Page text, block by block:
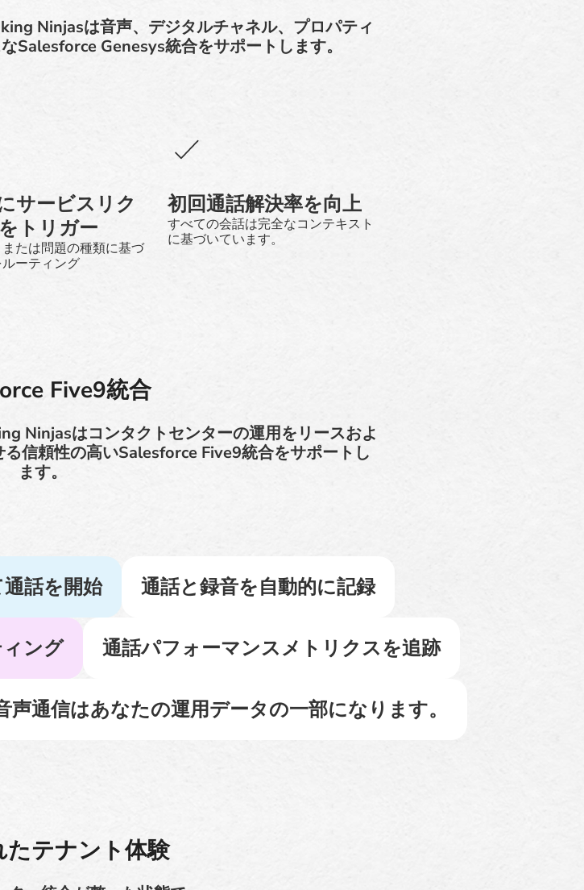
Ninjasは音声、デジタルチャネル、プロパティ
Salesforce Genesys統合をサポートします。
サービスリク
トリガー
たは問題の種類に基づ
ーティング
初回通話解決率を向上
すべての会話は完全なコンテキスト
に基づいています。
Five9統合
Ninjasはコンタクトセンターの運用をリースおよ
信頼性の高いSalesforce Five9統合をサポートし
ます。
話を開始 通話と録音を自動的に記録
ング 通話パフォーマンスメトリクスを追跡
声通信はあなたの運用データの一部になります。
たテナント体験